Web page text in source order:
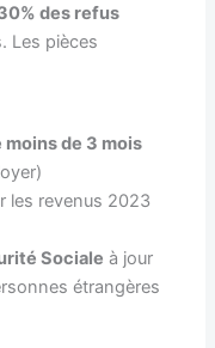
des refus
Les pièces
de 3 mois
les revenus 2023
Sociale à jour
étrangères